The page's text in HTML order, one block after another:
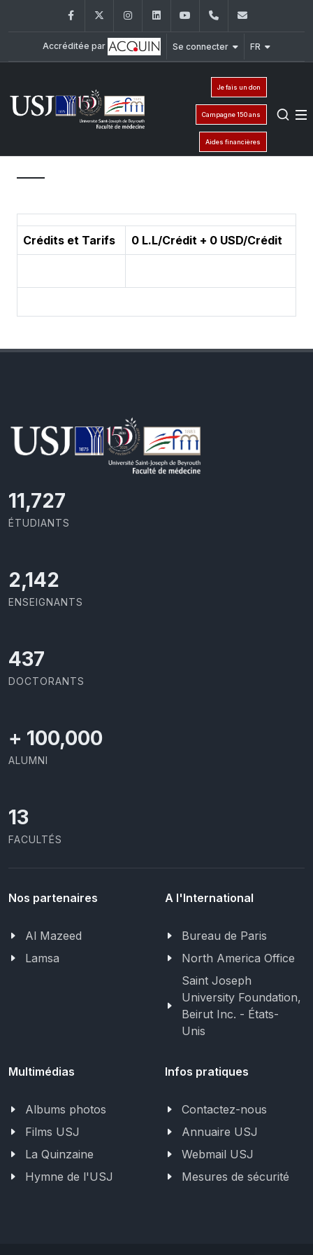
FacebookTwitter InstagramLinkedInYouTube+961 (1) 421 235
Accréditée par Se connecter FR
Je fais un don
Campagne 150 ans
Aides financières
Crédits et Tarifs 0 L.L/Crédit + 0 USD/Crédit
11,727
ÉTUDIANTS
2,142
ENSEIGNANTS
437
DOCTORANTS
+ 100,000
ALUMNI
13
FACULTÉS
Nos partenaires
Al Mazeed
Lamsa
A l'International
Bureau de Paris
North America Office
Saint Joseph
University Foundation,
Beirut Inc. - États-
Unis
Multimédias
Albums photos
Films USJ
La Quinzaine
Hymne de l'USJ
Infos pratiques
Contactez-nous
Annuaire USJ
Webmail USJ
Mesures de sécurité